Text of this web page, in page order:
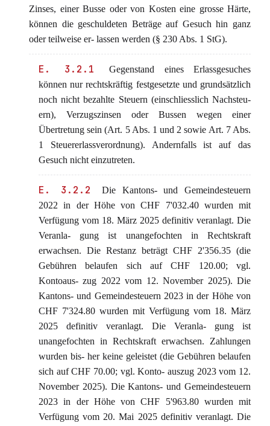
Zinses, einer Busse oder von Kosten eine grosse Härte,
können die geschuldeten Beträge auf Gesuch hin ganz
oder teilweise er- lassen werden (§ 230 Abs. 1 StG).
E. 3.2.1
Gegenstand eines Erlassgesuches
können nur rechtskräftig festgesetzte und grundsätzlich
noch nicht bezahlte Steuern (einschliesslich Nachsteu-
ern), Verzugszinsen oder Bussen wegen einer
Übertretung sein (Art. 5 Abs. 1 und 2 sowie Art. 7 Abs.
1 Steuererlassverordnung). Andernfalls ist auf das
Gesuch nicht einzutreten.
E. 3.2.2
Die Kantons- und Gemeindesteuern
2022 in der Höhe von CHF 7'032.40 wurden mit
Verfügung vom 18. März 2025 definitiv veranlagt. Die
Veranla- gung ist unangefochten in Rechtskraft
erwachsen. Die Restanz beträgt CHF 2'356.35 (die
Gebühren belaufen sich auf CHF 120.00; vgl.
Kontoaus- zug 2022 vom 12. November 2025). Die
Kantons- und Gemeindesteuern 2023 in der Höhe von
CHF 7'324.80 wurden mit Verfügung vom 18. März
2025 definitiv veranlagt. Die Veranla- gung ist
unangefochten in Rechtskraft erwachsen. Zahlungen
wurden bis- her keine geleistet (die Gebühren belaufen
sich auf CHF 70.00; vgl. Konto- auszug 2023 vom 12.
November 2025). Die Kantons- und Gemeindesteuern
2023 in der Höhe von CHF 5'963.80 wurden mit
Verfügung vom 20. Mai 2025 definitiv veranlagt. Die